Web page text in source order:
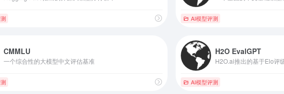
AI模型评测
CMMLU
一个综合性的大模型中文评估基准
H2O EvalGPT
H2O.ai推出的基于Elo评
AI模型评测